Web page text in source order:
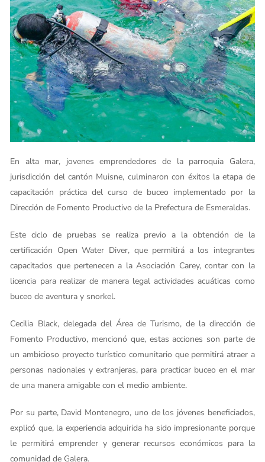
En alta mar, jovenes emprendedores de la parroquia Galera,
jurisdicción del cantón Muisne, culminaron con éxitos la etapa de
capacitación práctica del curso de buceo implementado por la
Dirección de Fomento Productivo de la Prefectura de Esmeraldas.
Este ciclo de pruebas se realiza previo a la obtención de la
certificación Open Water Diver, que permitirá a los integrantes
capacitados que pertenecen a la Asociación Carey, contar con la
licencia para realizar de manera legal actividades acuáticas como
buceo de aventura y snorkel.
Cecilia Black, delegada del Área de Turismo, de la dirección de
Fomento Productivo, mencionó que, estas acciones son parte de
un ambicioso proyecto turístico comunitario que permitirá atraer a
personas nacionales y extranjeras, para practicar buceo en el mar
de una manera amigable con el medio ambiente.
Por su parte, David Montenegro, uno de los jóvenes beneficiados,
explicó que, la experiencia adquirida ha sido impresionante porque
le permitirá emprender y generar recursos económicos para la
comunidad de Galera.